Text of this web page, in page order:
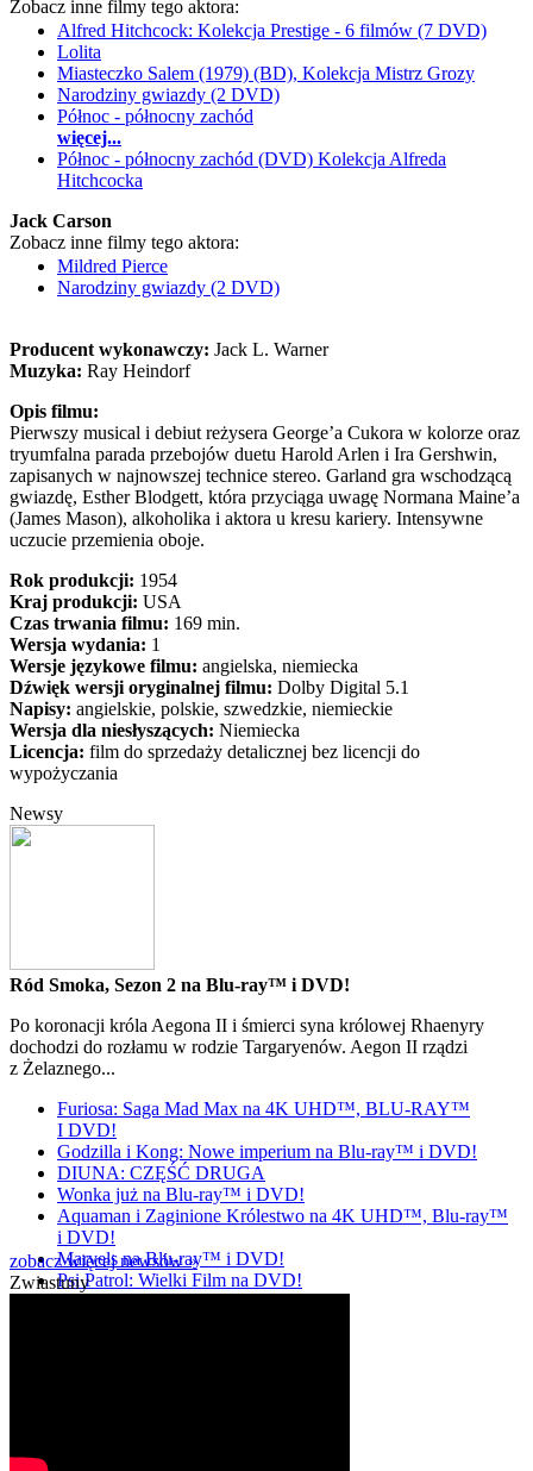
Zobacz inne filmy tego aktora:
Alfred Hitchcock: Kolekcja Prestige - 6 filmów (7 DVD)
Lolita
Miasteczko Salem (1979) (BD), Kolekcja Mistrz Grozy
Narodziny gwiazdy (2 DVD)
Północ - północny zachód
więcej...
Północ - północny zachód (DVD) Kolekcja Alfreda
Hitchcocka
Jack Carson
Zobacz inne filmy tego aktora:
Mildred Pierce
Narodziny gwiazdy (2 DVD)
Producent wykonawczy: Jack L. Warner
Muzyka: Ray Heindorf
Opis filmu:
Pierwszy musical i debiut reżysera George’a Cukora w kolorze oraz
tryumfalna parada przebojów duetu Harold Arlen i Ira Gershwin,
zapisanych w najnowszej technice stereo. Garland gra wschodzącą
gwiazdę, Esther Blodgett, która przyciąga uwagę Normana Maine’a
(James Mason), alkoholika i aktora u kresu kariery. Intensywne
uczucie przemienia oboje.
Rok produkcji: 1954
Kraj produkcji: USA
Czas trwania filmu: 169 min.
Wersja wydania: 1
Wersje językowe filmu: angielska, niemiecka
Dźwięk wersji oryginalnej filmu: Dolby Digital 5.1
Napisy: angielskie, polskie, szwedzkie, niemieckie
Wersja dla niesłyszących: Niemiecka
Licencja: film do sprzedaży detalicznej bez licencji do
wypożyczania
Newsy
Ród Smoka, Sezon 2 na Blu-ray™ i DVD!
Po koronacji króla Aegona II i śmierci syna królowej Rhaenyry
dochodzi do rozłamu w rodzie Targaryenów. Aegon II rządzi
z Żelaznego...
Furiosa: Saga Mad Max na 4K UHD™, BLU-RAY™
I DVD!
Godzilla i Kong: Nowe imperium na Blu-ray™ i DVD!
DIUNA: CZĘŚĆ DRUGA
Wonka już na Blu-ray™ i DVD!
Aquaman i Zaginione Królestwo na 4K UHD™, Blu-ray™
i DVD!
Marvels na Blu-ray™ i DVD!
Psi Patrol: Wielki Film na DVD!
zobacz więcej newsów »
Zwiastuny